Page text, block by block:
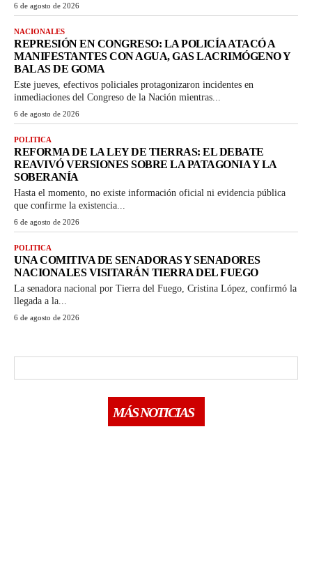
6 de agosto de 2026
NACIONALES
REPRESIÓN EN CONGRESO: LA POLICÍA ATACÓ A
MANIFESTANTES CON AGUA, GAS LACRIMÓGENO Y
BALAS DE GOMA
Este jueves, efectivos policiales protagonizaron incidentes en
inmediaciones del Congreso de la Nación mientras...
6 de agosto de 2026
POLITICA
REFORMA DE LA LEY DE TIERRAS: EL DEBATE
REAVIVÓ VERSIONES SOBRE LA PATAGONIA Y LA
SOBERANÍA
Hasta el momento, no existe información oficial ni evidencia pública
que confirme la existencia...
6 de agosto de 2026
POLITICA
UNA COMITIVA DE SENADORAS Y SENADORES
NACIONALES VISITARÁN TIERRA DEL FUEGO
La senadora nacional por Tierra del Fuego, Cristina López, confirmó la
llegada a la...
6 de agosto de 2026
MÁS NOTICIAS